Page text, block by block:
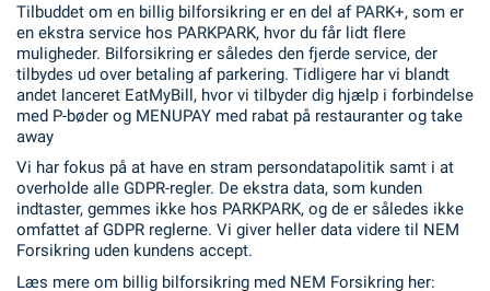
Tilbuddet om en billig bilforsikring er en del af PARK+, som er
en ekstra service hos PARKPARK, hvor du får lidt flere
muligheder. Bilforsikring er således den fjerde service, der
tilbydes ud over betaling af parkering. Tidligere har vi blandt
andet lanceret EatMyBill, hvor vi tilbyder dig hjælp i forbindelse
med P-bøder og MENUPAY med rabat på restauranter og take
away
Vi har fokus på at have en stram persondatapolitik samt i at
overholde alle GDPR-regler. De ekstra data, som kunden
indtaster, gemmes ikke hos PARKPARK, og de er således ikke
omfattet af GDPR reglerne. Vi giver heller data videre til NEM
Forsikring uden kundens accept.
Læs mere om billig bilforsikring med NEM Forsikring her: